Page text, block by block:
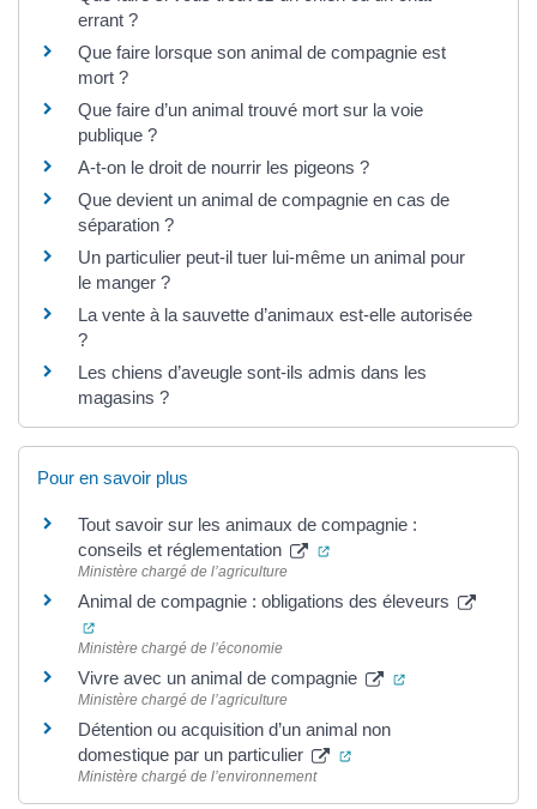
errant ?
Que faire lorsque son animal de compagnie est
mort ?
Que faire d’un animal trouvé mort sur la voie
publique ?
A-t-on le droit de nourrir les pigeons ?
Que devient un animal de compagnie en cas de
séparation ?
Un particulier peut-il tuer lui-même un animal pour
le manger ?
La vente à la sauvette d’animaux est-elle autorisée
?
Les chiens d’aveugle sont-ils admis dans les
magasins ?
Pour en savoir plus
Tout savoir sur les animaux de compagnie :
conseils et réglementation
(ouverture dans un nouvel
Ministère chargé de l’agriculture
Animal de compagnie : obligations des éleveurs
(ouverture dans un nouvel onglet)
Ministère chargé de l’économie
Vivre avec un animal de compagnie (ouverture dans
Ministère chargé de l’agriculture
Détention ou acquisition d’un animal non
domestique par un particulier
(ouverture dans un
Ministère chargé de l’environnement